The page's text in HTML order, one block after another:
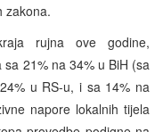
zakona.
rujna ove godine,
21% na 34% u BiH (sa
u RS-u, i sa 14% na
napore lokalnih tijela